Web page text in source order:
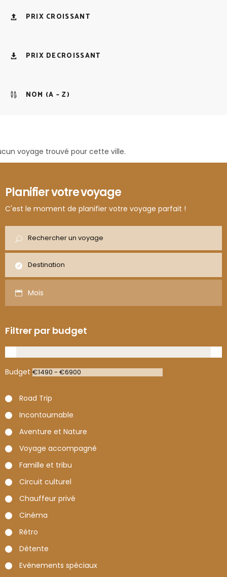
PRIX CROISSANT
PRIX DECROISSANT
NOM (A – Z)
voyage trouvé pour cette ville.
Planifier votre voyage
C'est le moment de planifier votre voyage parfait !
Mois
Filtrer par budget
Budget
Road Trip
Incontournable
Aventure et Nature
Voyage accompagné
Famille et tribu
Circuit culturel
Chauffeur privé
Cinéma
Rétro
Détente
Evènements spéciaux